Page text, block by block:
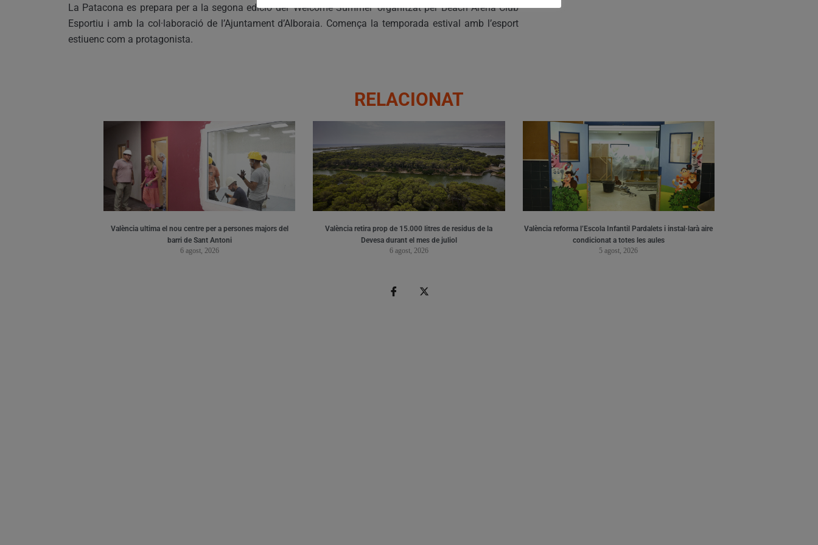
La Patacona es prepara per a la segona edició del ‘Welcome Summer’ organitzat per Beach Arena Club
Esportiu i amb la col·laboració de l’Ajuntament d’Alboraia. Comença la temporada estival amb l’esport
estiuenc com a protagonista.
RELACIONAT
València ultima el nou centre per a persones majors del
barri de Sant Antoni
6 agost, 2026
València retira prop de 15.000 litres de residus de la
Devesa durant el mes de juliol
6 agost, 2026
València reforma l’Escola Infantil Pardalets i instal·larà aire
condicionat a totes les aules
5 agost, 2026